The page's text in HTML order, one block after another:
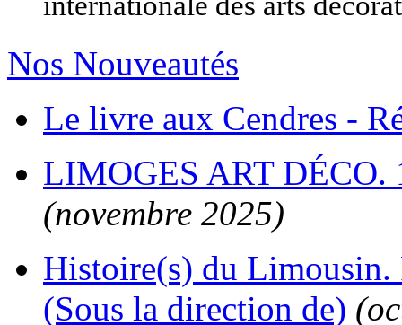
internationale des arts
Nos Nouveautés
Le livre aux Cendres -
LIMOGES ART
(novembre 2025)
Histoire(s) du Limousin.
(Sous la direction de)